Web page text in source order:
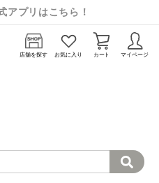
アプリはこちら！
店舗を探す お気に入り カート マイページ